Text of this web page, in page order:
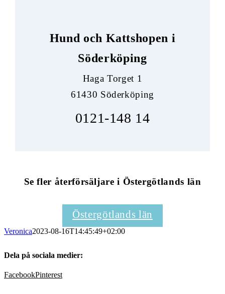
Hund och Kattshopen i
Söderköping
Haga Torget 1
61430 Söderköping
0121-148 14
Se fler återförsäljare i Östergötlands län
Östergötlands län
Veronica2023-08-16T14:45:49+02:00
Dela på sociala medier:
FacebookPinterest